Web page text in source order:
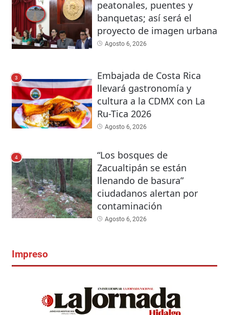
peatonales, puentes y
banquetas; así será el
proyecto de imagen urbana
Agosto 6, 2026
3
Embajada de Costa Rica
llevará gastronomía y
cultura a la CDMX con La
Ru-Tica 2026
Agosto 6, 2026
4
“Los bosques de
Zacualtipán se están
llenando de basura”
ciudadanos alertan por
contaminación
Agosto 6, 2026
Impreso